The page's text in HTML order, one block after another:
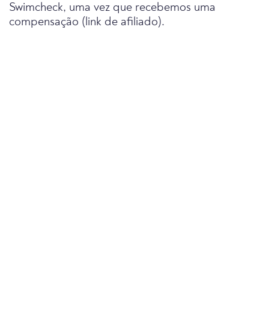
Swimcheck, uma vez que recebemos uma
compensação (link de afiliado).